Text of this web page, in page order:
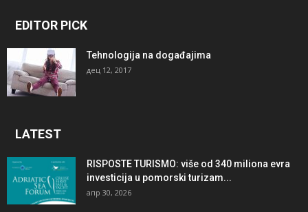
EDITOR PICK
Tehnologija na događajima
дец 12, 2017
LATEST
RISPOSTE TURISMO: više od 340 miliona evra
investicija u pomorski turizam...
апр 30, 2026